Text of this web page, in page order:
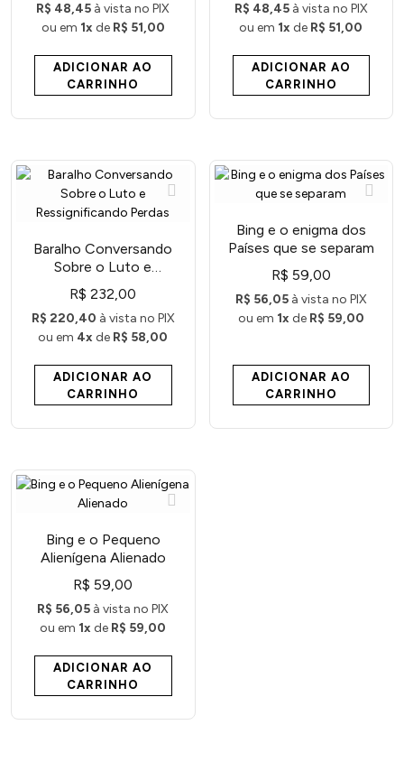
R$ 48,45 à vista no PIX
ou em 1x de R$ 51,00
ADICIONAR AO
CARRINHO
R$ 48,45à vista no PIX
ou em 1x de R$ 51,00
ADICIONAR AO
CARRINHO
Baralho Conversando
Sobre o Luto e
Ressignificando Perdas
R$ 232,00
R$ 220,40 à vista no PIX
ou em 4x de R$ 58,00
ADICIONAR AO
CARRINHO
Bing e o enigma dos
Países que se separam
R$ 59,00
R$ 56,05à vista no PIX
ou em 1x de R$ 59,00
ADICIONAR AO
CARRINHO
Bing e o Pequeno
Alienígena Alienado
R$ 59,00
R$ 56,05 à vista no PIX
ou em 1x de R$ 59,00
ADICIONAR AO
CARRINHO